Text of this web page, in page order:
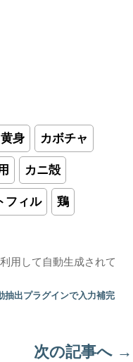
黄身 カボチャ
カニ殻
フィル 鶏
用して自動生成されて
抽出プラグインで入力補完
次の記事へ →